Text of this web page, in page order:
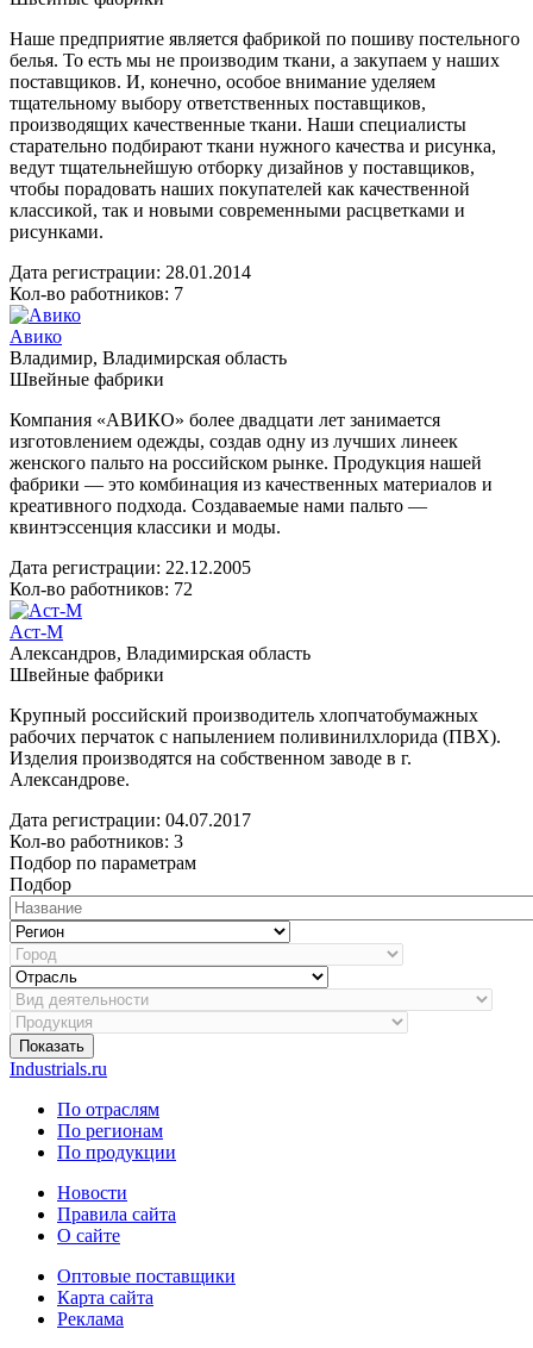
Наше предприятие является фабрикой по пошиву постельного
белья. То есть мы не производим ткани, а закупаем у наших
поставщиков. И, конечно, особое внимание уделяем
тщательному выбору ответственных поставщиков,
производящих качественные ткани. Наши специалисты
старательно подбирают ткани нужного качества и рисунка,
ведут тщательнейшую отборку дизайнов у поставщиков,
чтобы порадовать наших покупателей как качественной
классикой, так и новыми современными расцветками и
рисунками.
Дата регистрации: 28.01.2014
Кол-во работников: 7
Авико
Владимир, Владимирская область
Швейные фабрики
Компания «АВИКО» более двадцати лет занимается
изготовлением одежды, создав одну из лучших линеек
женского пальто на российском рынке. Продукция нашей
фабрики — это комбинация из качественных материалов и
креативного подхода. Создаваемые нами пальто —
квинтэссенция классики и моды.
Дата регистрации: 22.12.2005
Кол-во работников: 72
Аст-М
Александров, Владимирская область
Швейные фабрики
Крупный российский производитель хлопчатобумажных
рабочих перчаток с напылением поливинилхлорида (ПВХ).
Изделия производятся на собственном заводе в г.
Александрове.
Дата регистрации: 04.07.2017
Кол-во работников: 3
Подбор по параметрам
Подбор
Показать
Industrials.ru
По отраслям
По регионам
По продукции
Новости
Правила сайта
О сайте
Оптовые поставщики
Карта сайта
Реклама